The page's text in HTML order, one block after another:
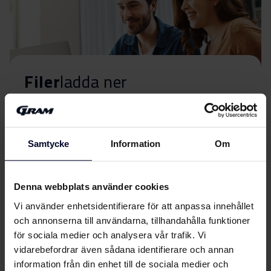
Samtycke Information Om
Denna webbplats använder cookies
Vi använder enhetsidentifierare för att anpassa innehållet
och annonserna till användarna, tillhandahålla funktioner
för sociala medier och analysera vår trafik. Vi
vidarebefordrar även sådana identifierare och annan
information från din enhet till de sociala medier och
Filerladda ner
Energimärkning
Energimärkning Ladda ner
EU-produktbeskrivning
(DK,EN,FI,SV,NO)
Ladda ner
Användarhandbok
Visa mer